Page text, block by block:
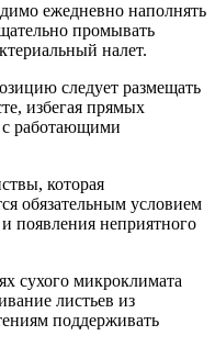
ежедневно наполнять
промывать
налет.
следует размещать
избегая прямых
с работающими
которая
обязательным условием
появления неприятного
сухого микроклимата
листьев из
поддерживать